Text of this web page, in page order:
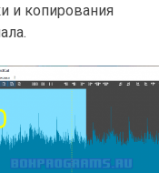
и копирования